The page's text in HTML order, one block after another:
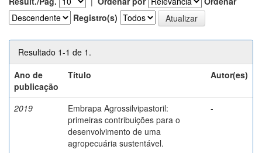
Registro(s)
Resultado 1-1 de 1.
Ano de
publicação
Título Autor(es)
2019
Embrapa Agrossilvipastoril:
primeiras contribuições para o
desenvolvimento de uma
agropecuária sustentável.
-